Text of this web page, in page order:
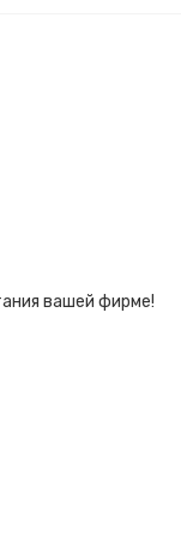
вашей фирме!